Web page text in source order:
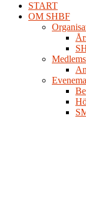
START
OM SHBF